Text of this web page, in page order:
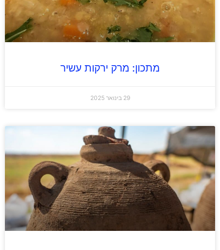
מתכון: מרק ירקות עשיר
29 בינואר 2025